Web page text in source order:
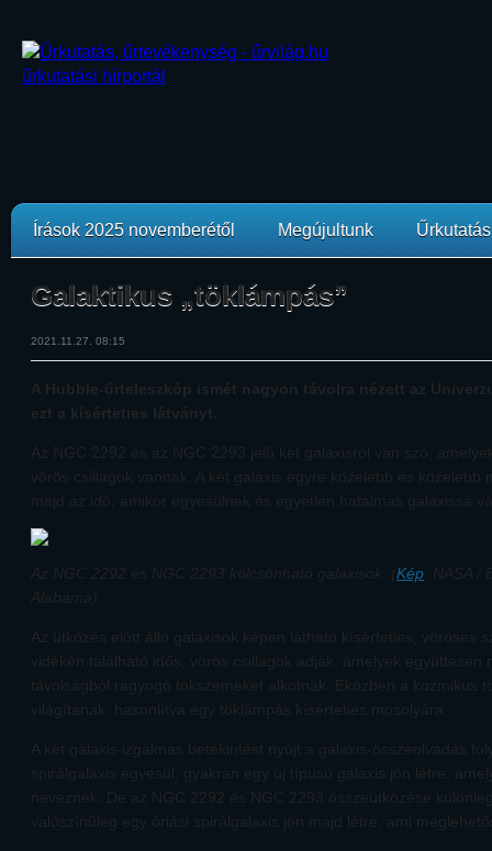
Írások 2025 novemberétől Megújultunk
Galaktikus „töklámpás”
2021.11.27. 08:15
A Hubble-űrteleszkóp ismét nagyon távolra nézett az
ezt a kísérteties látványt.
Az NGC 2292 és az NGC 2293 jelű két galaxisról van szó,
vörös csillagok vannak. A két galaxis egyre közelebb és közelebb
majd az idő, amikor egyesülnek és egyetlen hatalmas galaxissá
Az NGC 2292 és NGC 2293 kölcsönható galaxisok. (Kép: NASA /
Alabama)
Az ütközés előtt álló galaxisok képen látható kísérteties, vöröses
vidékén található idős, vörös csillagok adják, amelyek együttesen
távolságból ragyogó tökszemeket alkotnak. Eközben a kozmikus
világítanak, hasonlítva egy töklámpás kísérteties mosolyára.
A két galaxis izgalmas betekintést nyújt a galaxis-összeolvadás
spirálgalaxis egyesül, gyakran egy új típusú galaxis jön létre,
neveznek. De az NGC 2292 és NGC 2293 összeütközése
valószínűleg egy óriási spirálgalaxis jön majd létre, ami